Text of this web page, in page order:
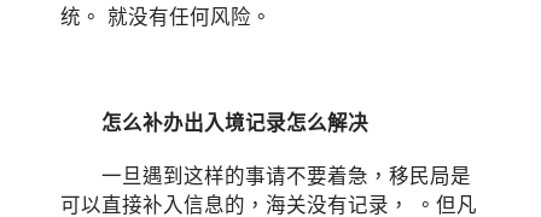
统。 就没有任何风险。
怎么补办出入境记录怎么解决
一旦遇到这样的事请不要着急，移民局是
可以直接补入信息的，海关没有记录， 。但凡